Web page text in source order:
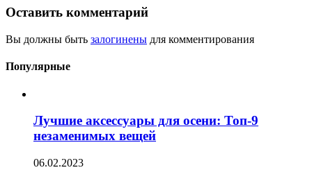
Оставить комментарий
Вы должны быть залогинены для комментирования
Популярные
Лучшие аксессуары для осени: Топ-9
незаменимых вещей
06.02.2023